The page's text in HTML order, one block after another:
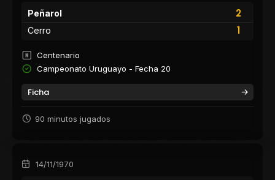
Peñarol
2
1
Cerro
Centenario
Campeonato Uruguayo - Fecha 20
Ficha
90 minutos jugados
14/11/1970